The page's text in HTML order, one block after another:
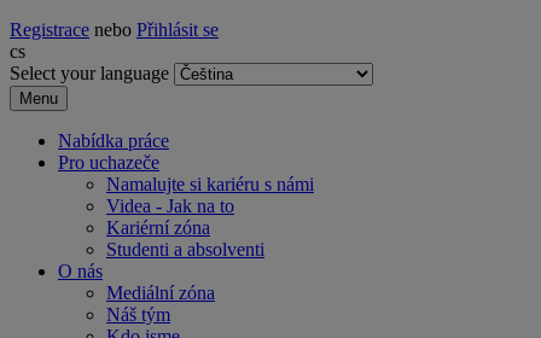
Registrace nebo Přihlásit se
cs
Select your language
Menu
Nabídka práce
Pro uchazeče
Namalujte si kariéru s námi
Videa - Jak na to
Kariérní zóna
Studenti a absolventi
O nás
Mediální zóna
Náš tým